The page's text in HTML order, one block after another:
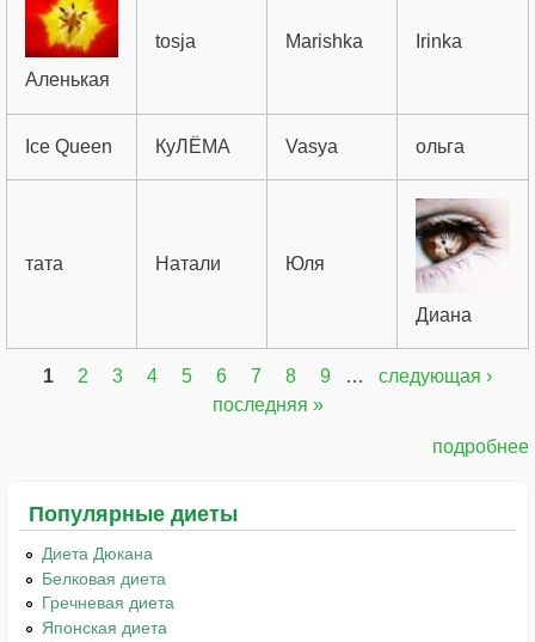
Аленькая
tosja Marishka Irinka
Ice Queen КуЛЁМА Vasya ольга
тата Натали Юля
Диана
1 2 3 4 5 6 7 8 9 …
следующая ›
последняя »
подробнее
Популярные диеты
Диета Дюкана
Белковая диета
Гречневая диета
Японская диета